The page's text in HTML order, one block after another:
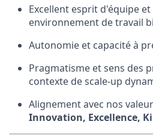
Excellent esprit d'équipe
environnement de travail
Autonomie et capacité à
Pragmatisme et sens des
contexte de scale-up
Alignement avec nos
Innovation, Excellence,